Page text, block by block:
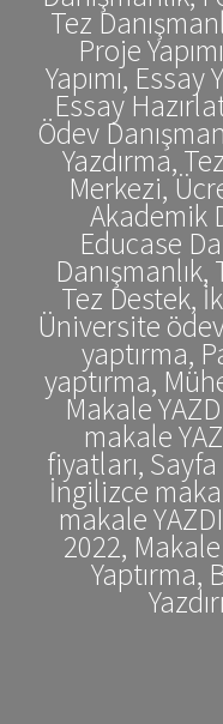
Tez
Proje
Yapımı, Essay
Essay
Ödev
Yazdırma,
Merkezi,
Akademik
Educase
Tez Destek,
Üniversite
yaptırma,
yaptırma,
Makale
makale
fiyatları,
İngilizce
makale
2022,
Yaptırma,